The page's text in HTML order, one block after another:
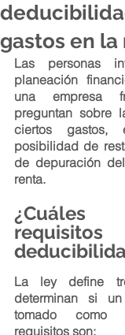
gastos en la
Las personas
planeación
una empresa
preguntan sobre
ciertos
posibilidad de
de depuración
renta.
La ley define
determinan si
tomado como
requisitos son: